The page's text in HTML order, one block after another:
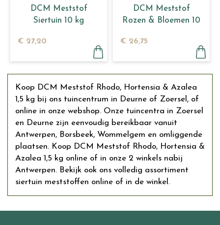
DCM Meststof
Siertuin 10 kg
€ 27,20
DCM Meststof
Rozen & Bloemen 10
€ 26,75
Koop DCM Meststof Rhodo, Hortensia & Azalea
1,5 kg bij ons tuincentrum in Deurne of Zoersel, of
online in onze webshop. Onze tuincentra in Zoersel
en Deurne zijn eenvoudig bereikbaar vanuit
Antwerpen, Borsbeek, Wommelgem en omliggende
plaatsen. Koop DCM Meststof Rhodo, Hortensia &
Azalea 1,5 kg online of in onze 2 winkels nabij
Antwerpen. Bekijk ook ons volledig assortiment
siertuin meststoffen online of in de winkel.